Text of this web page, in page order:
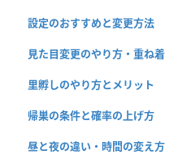
設定のおすすめと変更方法
見た目変更のやり方・重ね着
里孵しのやり方とメリット
帰巣の条件と確率の上げ方
昼と夜の違い・時間の変え方